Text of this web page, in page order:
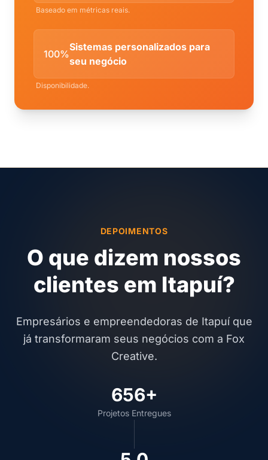
Baseado em métricas reais.
100%
Sistemas personalizados para
seu negócio
Disponibilidade.
DEPOIMENTOS
O que dizem nossos
clientes em Itapuí?
Empresários e empreendedoras de Itapuí que
já transformaram seus negócios com a Fox
Creative.
656+
Projetos Entregues